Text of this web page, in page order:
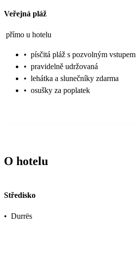
Veřejná pláž
přímo u hotelu
• písčitá pláž s pozvolným
• pravidelně udržovaná
• lehátka a slunečníky zdarma
• osušky za poplatek
O hotelu
Středisko
• Durrës